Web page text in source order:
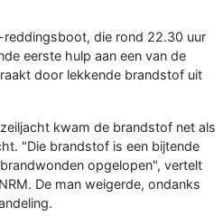
reddingsboot, die rond 22.30 uur
eerste hulp aan een van de
door lekkende brandstof uit
kwam de brandstof net als
"Die brandstof is een bijtende
opgelopen", vertelt
De man weigerde, ondanks